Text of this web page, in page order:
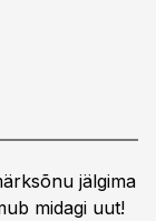
jälgima
midagi uut!